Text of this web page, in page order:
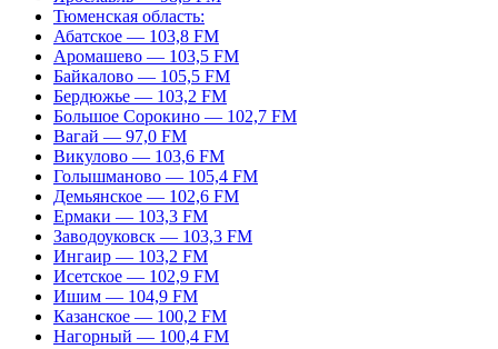
Тюменская область:
Абатское — 103,8 FM
Аромашево — 103,5 FM
Байкалово — 105,5 FM
Бердюжье — 103,2 FM
Большое Сорокино — 102,7 FM
Вагай — 97,0 FM
Викулово — 103,6 FM
Голышманово — 105,4 FM
Демьянское — 102,6 FM
Ермаки — 103,3 FM
Заводоуковск — 103,3 FM
Ингаир — 103,2 FM
Исетское — 102,9 FM
Ишим — 104,9 FM
Казанское — 100,2 FM
Нагорный — 100,4 FM